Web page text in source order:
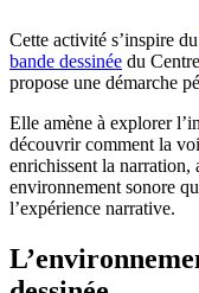
Cette activité s’inspire du
bande dessinée du
propose une démarche
Elle amène à explorer
découvrir comment la
enrichissent la narration,
environnement sonore
l’expérience narrative.